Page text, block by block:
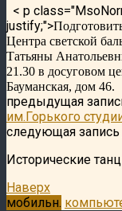
< p
justify;">
Центра светской
Татьяны
21.30 в досуговом
Бауманская, дом 46.
предыдущая
им.Горького
следующая запись
Исторические
Наверх
мобильн.